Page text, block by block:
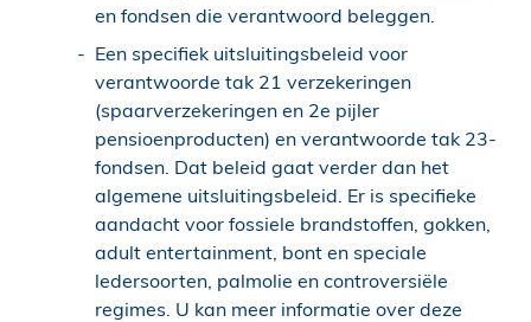
en fondsen die verantwoord beleggen.
Een specifiek uitsluitingsbeleid voor
verantwoorde tak 21 verzekeringen
(spaarverzekeringen en 2e pijler
pensioenproducten) en verantwoorde tak 23-
fondsen. Dat beleid gaat verder dan het
algemene uitsluitingsbeleid. Er is specifieke
aandacht voor fossiele brandstoffen, gokken,
adult entertainment, bont en speciale
ledersoorten, palmolie en controversiële
regimes. U kan meer informatie over deze